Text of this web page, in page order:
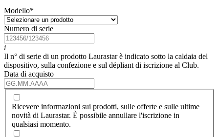
Modello*
Numero di serie
i
Il n° di serie di un prodotto Laurastar è indicato sotto la caldaia del
dispositivo, sulla confezione e sul dépliant di iscrizione al Club.
Data di acquisto
Ricevere informazioni sui prodotti, sulle offerte e sulle ultime
novità di Laurastar. È possibile annullare l'iscrizione in
qualsiasi momento.